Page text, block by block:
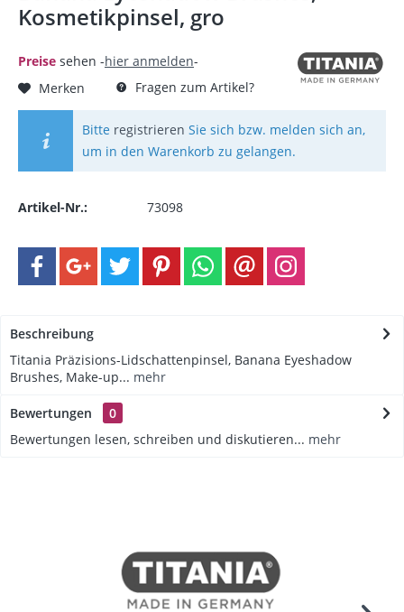
Kosmetikpinsel, gro
Preise sehen -hier anmelden-
Merken
Fragen zum Artikel?
Bitte registrieren Sie sich bzw. melden sich an,
um in den Warenkorb zu gelangen.
Artikel-Nr.: 73098
Beschreibung
Titania Präzisions-Lidschattenpinsel, Banana Eyeshadow
Brushes, Make-up... mehr
Bewertungen
0
Bewertungen lesen, schreiben und diskutieren... mehr